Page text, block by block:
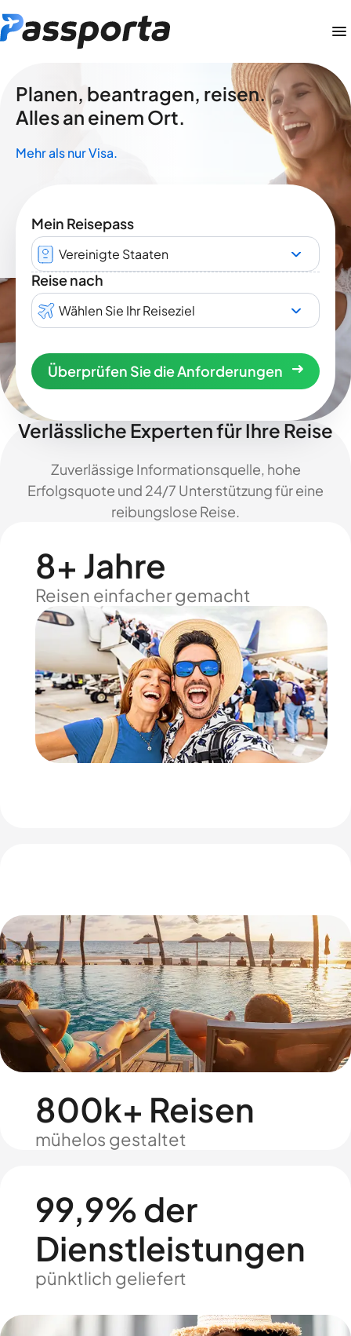
Planen, beantragen, reisen.
Alles an einem Ort.
Mehr als nur Visa.
Mein Reisepass
Vereinigte Staaten
Reise nach
Wählen Sie Ihr Reiseziel
Überprüfen Sie die Anforderungen
Verlässliche Experten für Ihre Reise
Zuverlässige Informationsquelle, hohe
Erfolgsquote und 24/7 Unterstützung für eine
reibungslose Reise.
8+ Jahre
Reisen einfacher gemacht
800k+ Reisen
mühelos gestaltet
99,9% der
Dienstleistungen
pünktlich geliefert